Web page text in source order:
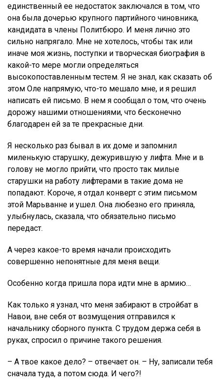
единственный ее недостаток заключался в том, что
она была дочерью крупного партийного чиновника,
кандидата в члены Политбюро. И меня лично это
сильно напрягало. Мне не хотелось, чтобы так или
иначе моя жизнь, поступки и творческая биография в
какой-то мере могли определяться
высокопоставленным тестем. Я не знал, как сказать об
этом Оле напрямую, что-то мешало мне, и я решил
написать ей письмо. В нем я сообщал о том, что очень
дорожу нашими отношениями, что бесконечно
благодарен ей за те прекрасные дни.
Я несколько раз бывал в их доме и запомнил
миленькую старушку, дежурившую у лифта. Мне и в
голову не могло прийти, что просто так милые
старушки на работу лифтерами в такие дома не
попадают. Короче, я отдал конверт с этим письмом
этой Марьванне и ушел. Она любезно его приняла,
улыбнулась, сказала, что обязательно письмо
передаст.
А через какое-то время начали происходить
совершенно непонятные для меня вещи.
Особенно когда пришла пора идти мне в армию…
Как только я узнал, что меня забирают в стройбат в
Навои, вне себя от возмущения отправился к
начальнику сборного пункта. С трудом держа себя в
руках, спросил о причине такого решения.
– А твое какое дело? – отвечает он. – Ну, записали тебя
сначала туда, а потом сюда. И чего?!